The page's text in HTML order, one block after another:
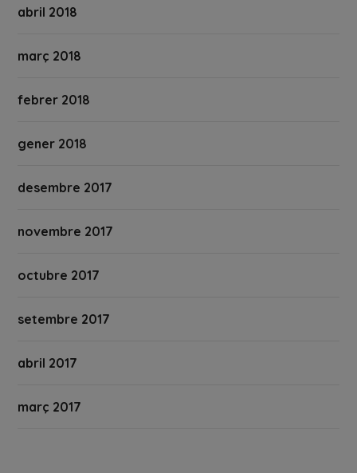
abril 2018
març 2018
febrer 2018
gener 2018
desembre 2017
novembre 2017
octubre 2017
setembre 2017
abril 2017
març 2017